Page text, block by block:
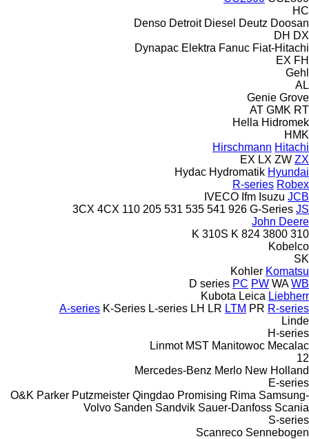
HC
Denso Detroit Diesel Deutz Doosan
DH DX
Dynapac Elektra Fanuc Fiat-Hitachi
EX FH
Gehl
AL
Genie Grove
AT GMK RT
Hella Hidromek
HMK
Hirschmann Hitachi
EX LX ZW ZX
Hydac Hydromatik Hyundai
R-series Robex
IVECO Ifm Isuzu JCB
3CX 4CX 110 205 531 535 541 926 G-Series JS
John Deere
310 K
310S K 824 3800
Kobelco
SK
Kohler Komatsu
D series PC PW WA WB
Kubota Leica Liebherr
A-series K-Series L-series LH LR LTM PR R-series
Linde
H-series
Linmot MST Manitowoc Mecalac
12
Mercedes-Benz Merlo New Holland
E-series
O&K Parker Putzmeister Qingdao Promising Rima Samsung-
Volvo Sanden Sandvik Sauer-Danfoss Scania
S-series
Scanreco Sennebogen